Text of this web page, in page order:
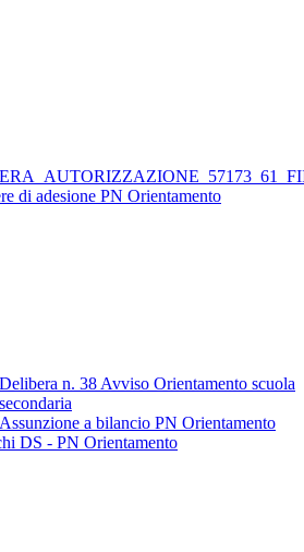
di adesione PN Orientamento
Delibera n. 38 Avviso Orientamento scuola
secondaria
Assunzione a bilancio PN Orientamento
DS - PN Orientamento